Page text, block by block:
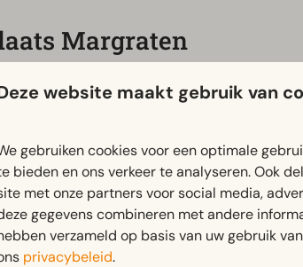
Margraten
en respect.
De Amerikaanse
van Europa tijdens de Tweede
vermeld op de indrukwekkende Muren
30 meter hoog is al van grote afstand
Route Europe
, een internationale
website maakt gebruik van
gebruiken cookies voor een optimale
bieden en ons verkeer te analyseren. Ook
met onze partners voor social media,
gegevens combineren met andere
verzameld op basis van uw gebruik
privacybeleid.